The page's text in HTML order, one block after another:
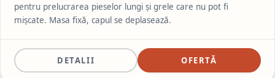
pentru prelucrarea pieselor lungi și grele care nu pot fi
mișcate. Masa fixă, capul se deplasează.
DETALII OFERTĂ